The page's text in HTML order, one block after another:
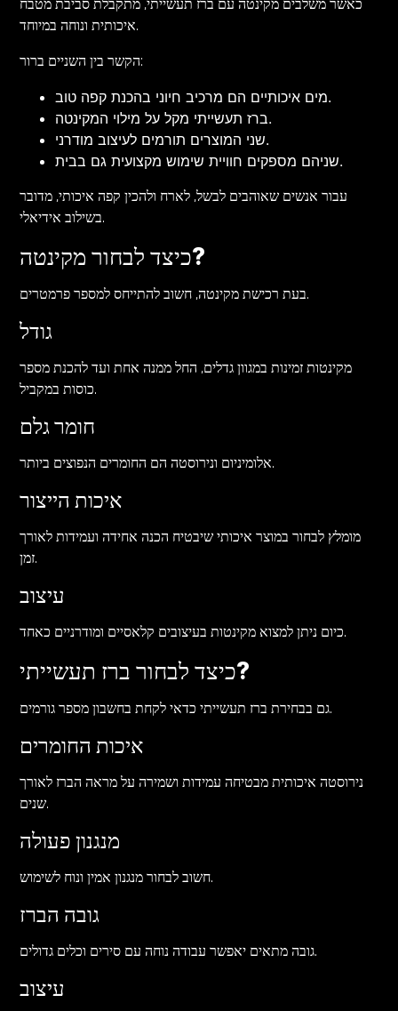
כאשר משלבים מקינטה עם ברז תעשייתי, מתקבלת סביבת מטבח
איכותית ונוחה במיוחד.
הקשר בין השניים ברור:
מים איכותיים הם מרכיב חיוני בהכנת קפה טוב.
ברז תעשייתי מקל על מילוי המקינטה.
שני המוצרים תורמים לעיצוב מודרני.
שניהם מספקים חוויית שימוש מקצועית גם בבית.
עבור אנשים שאוהבים לבשל, לארח ולהכין קפה איכותי, מדובר
בשילוב אידיאלי.
כיצד לבחור מקינטה?
בעת רכישת מקינטה, חשוב להתייחס למספר פרמטרים.
גודל
מקינטות זמינות במגוון גדלים, החל ממנה אחת ועד להכנת מספר
כוסות במקביל.
חומר גלם
אלומיניום ונירוסטה הם החומרים הנפוצים ביותר.
איכות הייצור
מומלץ לבחור במוצר איכותי שיבטיח הכנה אחידה ועמידות לאורך
זמן.
עיצוב
כיום ניתן למצוא מקינטות בעיצובים קלאסיים ומודרניים כאחד.
כיצד לבחור ברז תעשייתי?
גם בבחירת ברז תעשייתי כדאי לקחת בחשבון מספר גורמים.
איכות החומרים
נירוסטה איכותית מבטיחה עמידות ושמירה על מראה הברז לאורך
שנים.
מנגנון פעולה
חשוב לבחור מנגנון אמין ונוח לשימוש.
גובה הברז
גובה מתאים יאפשר עבודה נוחה עם סירים וכלים גדולים.
עיצוב